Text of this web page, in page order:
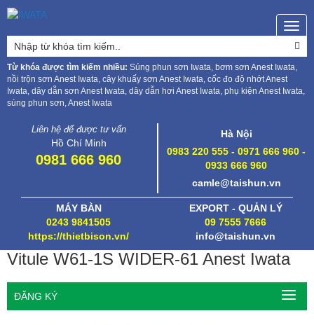
Từ khóa được tìm kiếm nhiều: Súng phun sơn Iwata, bơm sơn Anest Iwata,
nồi trộn sơn Anest Iwata, cây khuấy sơn Anest Iwata, cốc đo độ nhớt Anest
Iwata, dây dẫn sơn Anest Iwata, dây dẫn hơi Anest Iwata, phụ kiện Anest Iwata,
súng phun sơn, Anest Iwata
Liên hệ để được tư vấn
Hồ Chí Minh
0981 666 960
Hà Nội
0983 220 555 - 0971 666 960 -
0933 666 960
camle@taishun.vn
MÁY BÀN
0243 9841505
https://thietbison.vn/
EXPORT - QUẢN LÝ
09 7555 7666
info@taishun.vn
Vitule W61-1S WIDER-61 Anest Iwata
ĐĂNG KÝ